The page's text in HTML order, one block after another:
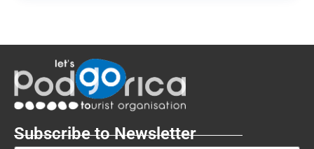
Subscribe to Newsletter